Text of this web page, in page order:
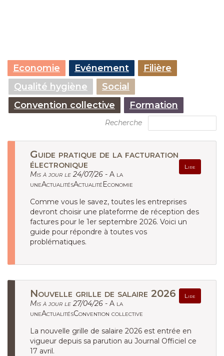
Economie Evénement
Filière
Qualité hygiène
Social
Convention collective
Formation
Recherche
Guide pratique de la facturation
électronique
Lire
Mis à jour le 24/07/26 - A la
uneActualitésActualitéEconomie
Comme vous le savez, toutes les entreprises
devront choisir une plateforme de réception des
factures pour le 1er septembre 2026. Voici un
guide pour répondre à toutes vos
problématiques.
Nouvelle grille de salaire 2026 Lire
Mis à jour le 27/04/26 - A la
uneActualitésConvention collective
La nouvelle grille de salaire 2026 est entrée en
vigueur depuis sa parution au Journal Officiel ce
17 avril.